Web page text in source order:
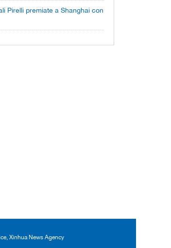
Pirelli premiate a Shanghai con
Xinhua News Agency